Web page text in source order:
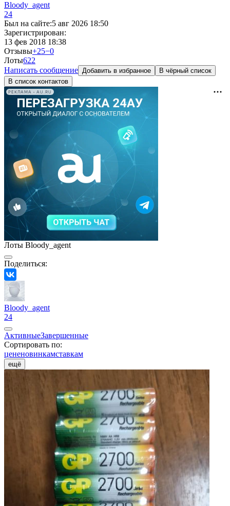
Bloody_agent
24
Был на сайте:5 авг 2026 18:50
Зарегистрирован:
13 фев 2018 18:38
Отзывы+25−0
Лоты622
Написать сообщение Добавить в избранное
В чёрный список
В список контактов
РЕКЛАМА • AU.RU
Лоты Bloody_agent
Поделиться:
Bloody_agent
24
АктивныеЗавершенные
Сортировать по:
цененовинкамставкам
ещё